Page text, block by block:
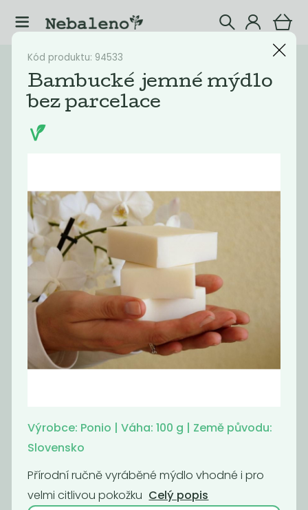
Katalog Mýdla
Filtrovat produkty
Deodorant bez
sody lemongras
Deodorant bez
Kód produktu: 94533
Bambucké jemné mýdlo
bez parcelace
Výrobce: Ponio | Váha: 100 g | Země původu:
Slovensko
Přírodní ručně vyráběné mýdlo vhodné i pro
velmi citlivou pokožku Celý popis